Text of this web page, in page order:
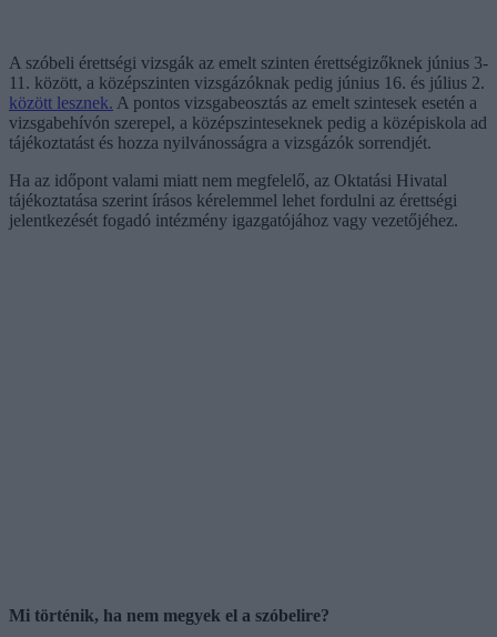
A szóbeli érettségi vizsgák az emelt szinten érettségizőknek június 3-
11. között, a középszinten vizsgázóknak pedig június 16. és július 2.
között lesznek. A pontos vizsgabeosztás az emelt szintesek esetén a
vizsgabehívón szerepel, a középszinteseknek pedig a középiskola ad
tájékoztatást és hozza nyilvánosságra a vizsgázók sorrendjét.
Ha az időpont valami miatt nem megfelelő, az Oktatási Hivatal
tájékoztatása szerint írásos kérelemmel lehet fordulni az érettségi
jelentkezését fogadó intézmény igazgatójához vagy vezetőjéhez.
Mi történik, ha nem megyek el a szóbelire?